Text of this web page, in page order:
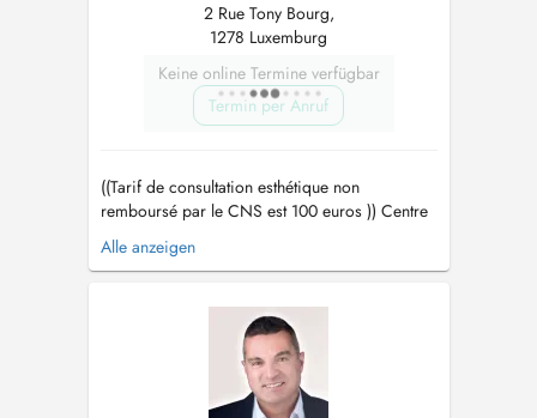
2 Rue Tony Bourg,
1278 Luxemburg
Keine online Termine verfügbar
Termin per Anruf
((Tarif de consultation esthétique non
remboursé par le CNS est 100 euros )) Centre
médico-chirurgicale pour lensemble des actes
de médecine esthétique et chirurgie esthétique
esthétique sous anesthésie locale : ( paupières ,
mini-lift de visage , lipoasp...
Alle anzeigen